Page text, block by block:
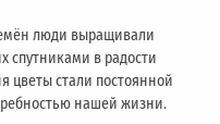
люди выращивали
спутниками в радости
цветы стали постоянной
нашей жизни.